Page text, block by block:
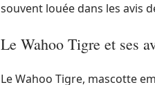
souvent louée dans les avis
Le Wahoo Tigre et ses
Le Wahoo Tigre, mascotte